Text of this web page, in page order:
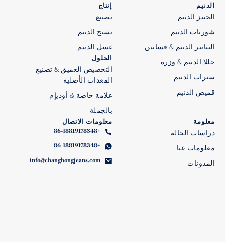
الدنيم
الجينز الدنيم
شورتات الدنيم
التنانير الدنيم & فساتين
حللا الدنيم & وزرة
سترات الدنيم
قميص الدنيم
إنتاج
تصنيع
نسيج الدنيم
غسل الدنيم
الحلول
التخصيص العميق & تصنيع
المعدات الأصلية
علامة خاصة & أوديإم
بالجملة
معلومة
دراسات الحالة
معلومات عنا
المدونات
معلومات الاتصال
+86-18819178348
+86-18819178348
info@changhongjeans.com